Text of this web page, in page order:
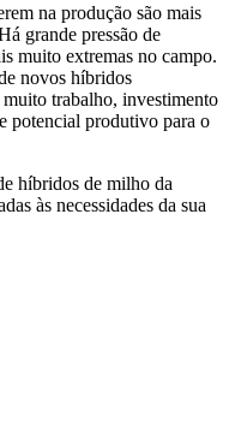
na produção são mais
grande pressão de
muito extremas no campo.
novos híbridos
muito trabalho, investimento
potencial produtivo para o
híbridos de milho da
às necessidades da sua